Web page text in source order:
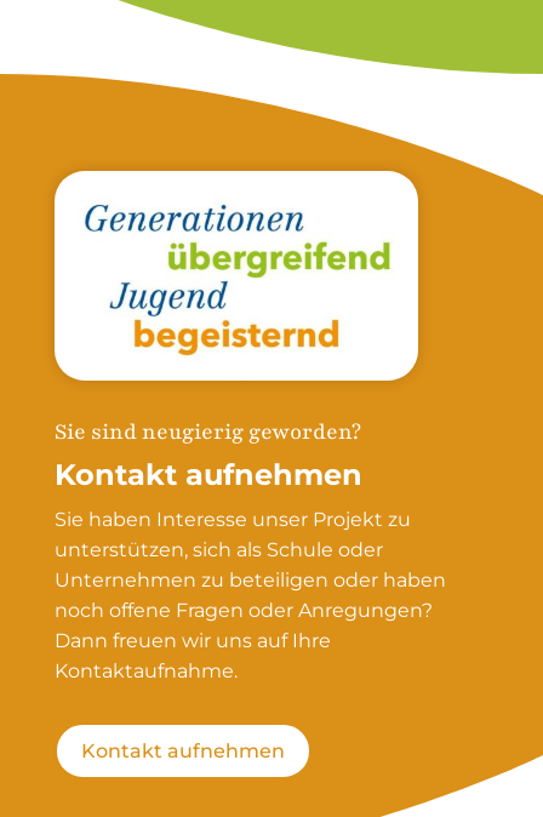
Sie sind neugierig geworden?
Kontakt aufnehmen
Sie haben Interesse unser Projekt zu
unterstützen, sich als Schule oder
Unternehmen zu beteiligen oder haben
noch offene Fragen oder Anregungen?
Dann freuen wir uns auf Ihre
Kontaktaufnahme.
Kontakt aufnehmen